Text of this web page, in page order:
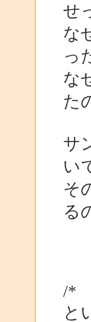
せ
な
っ
な
た
サ
い
そ
る
/*
と